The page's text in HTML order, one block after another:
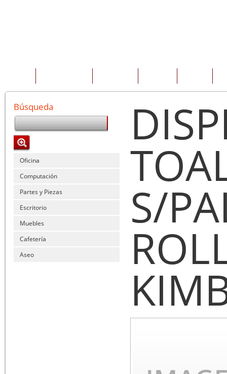
Búsqueda
Oficina
Computación
Partes y Piezas
Escritorio
Muebles
Cafetería
Aseo
S/